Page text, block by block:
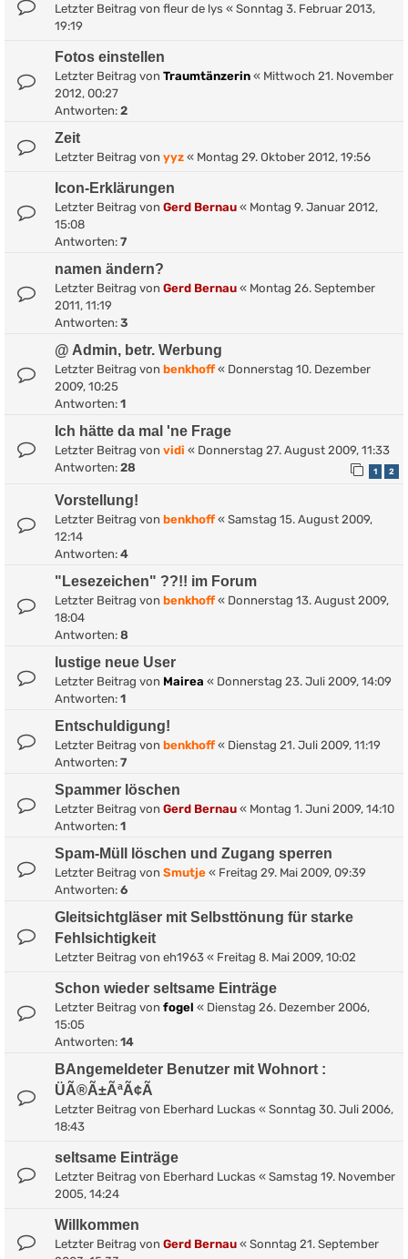
Letzter Beitrag von fleur de lys « Sonntag 3. Februar 2013,
19:19
Fotos einstellen
Letzter Beitrag von Traumtänzerin « Mittwoch 21. November
2012, 00:27
Antworten: 2
Zeit
Letzter Beitrag von yyz « Montag 29. Oktober 2012, 19:56
Icon-Erklärungen
Letzter Beitrag von Gerd Bernau « Montag 9. Januar 2012,
15:08
Antworten: 7
namen ändern?
Letzter Beitrag von Gerd Bernau « Montag 26. September
2011, 11:19
Antworten: 3
@ Admin, betr. Werbung
Letzter Beitrag von benkhoff« Donnerstag 10. Dezember
2009, 10:25
Antworten: 1
Ich hätte da mal 'ne Frage
Letzter Beitrag von vidi « Donnerstag 27. August 2009, 11:33
Antworten: 28 1 2
Vorstellung!
Letzter Beitrag von benkhoff« Samstag 15. August 2009,
12:14
Antworten: 4
"Lesezeichen" ??!! im Forum
Letzter Beitrag von benkhoff« Donnerstag 13. August 2009,
18:04
Antworten: 8
lustige neue User
Letzter Beitrag von Mairea « Donnerstag 23. Juli 2009, 14:09
Antworten: 1
Entschuldigung!
Letzter Beitrag von benkhoff« Dienstag 21. Juli 2009, 11:19
Antworten: 7
Spammer löschen
Letzter Beitrag von Gerd Bernau « Montag 1. Juni 2009, 14:10
Antworten: 1
Spam-Müll löschen und Zugang sperren
Letzter Beitrag von Smutje « Freitag 29. Mai 2009, 09:39
Antworten: 6
Gleitsichtgläser mit Selbsttönung für starke
Fehlsichtigkeit
Letzter Beitrag von eh1963 « Freitag 8. Mai 2009, 10:02
Schon wieder seltsame Einträge
Letzter Beitrag von fogel « Dienstag 26. Dezember 2006,
15:05
Antworten: 14
BAngemeldeter Benutzer mit Wohnort :
ÜÃ®Ã±ÃªÃ¢Ã
Letzter Beitrag von Eberhard Luckas « Sonntag 30. Juli 2006,
18:43
seltsame Einträge
Letzter Beitrag von Eberhard Luckas « Samstag 19. November
2005, 14:24
Willkommen
Letzter Beitrag von Gerd Bernau « Sonntag 21. September